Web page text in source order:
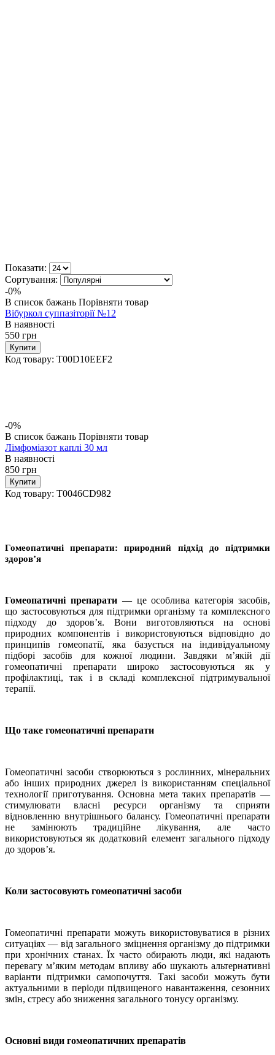
Показати:
Сортування:
-0%
В список бажань Порівняти товар
Вібуркол суппазіторії №12
В наявності
550 грн
Купити
Код товару: T00D10EEF2
-0%
В список бажань Порівняти товар
Лімфоміазот каплі 30 мл
В наявності
850 грн
Купити
Код товару: T0046CD982
Гомеопатичні препарати: природний підхід до підтримки
здоров’я
Гомеопатичні препарати— це особлива категорія засобів,
що застосовуються для підтримки організму та комплексного
підходу до здоров’я. Вони виготовляються на основі
природних компонентів і використовуються відповідно до
принципів гомеопатії, яка базується на індивідуальному
підборі засобів для кожної людини. Завдяки м’якій дії
гомеопатичні препарати широко застосовуються як у
профілактиці, так і в складі комплексної підтримувальної
терапії.
Що таке гомеопатичні препарати
Гомеопатичні засоби створюються з рослинних, мінеральних
або інших природних джерел із використанням спеціальної
технології приготування. Основна мета таких препаратів —
стимулювати власні ресурси організму та сприяти
відновленню внутрішнього балансу. Гомеопатичні препарати
не замінюють традиційне лікування, але часто
використовуються як додатковий елемент загального підходу
до здоров’я.
Коли застосовують гомеопатичні засоби
Гомеопатичні препарати можуть використовуватися в різних
ситуаціях — від загального зміцнення організму до підтримки
при хронічних станах. Їх часто обирають люди, які надають
перевагу м’яким методам впливу або шукають альтернативні
варіанти підтримки самопочуття. Такі засоби можуть бути
актуальними в періоди підвищеного навантаження, сезонних
змін, стресу або зниження загального тонусу організму.
Основні види гомеопатичних препаратів